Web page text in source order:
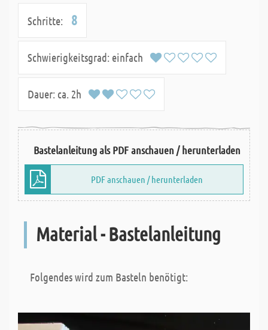
Schritte: 8
Schwierigkeitsgrad: einfach
Dauer: ca. 2h
Bastelanleitung als PDF anschauen / herunterladen
PDF anschauen / herunterladen
Material - Bastelanleitung
Folgendes wird zum Basteln benötigt: